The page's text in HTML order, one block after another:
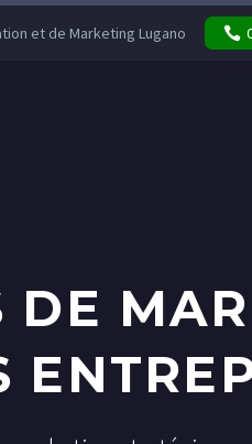
et de Marketing Lugano
DE